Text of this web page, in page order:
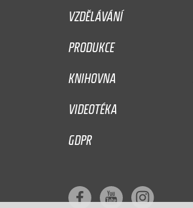
VZDĚLÁVÁNÍ
PRODUKCE
KNIHOVNA
VIDEOTÉKA
GDPR